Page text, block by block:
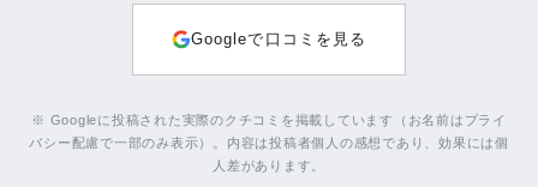
Googleで口コミを見る
※ Googleに投稿された実際のクチコミを掲載しています（お名前はプライ
バシー配慮で一部のみ表示）。内容は投稿者個人の感想であり、効果には個
人差があります。